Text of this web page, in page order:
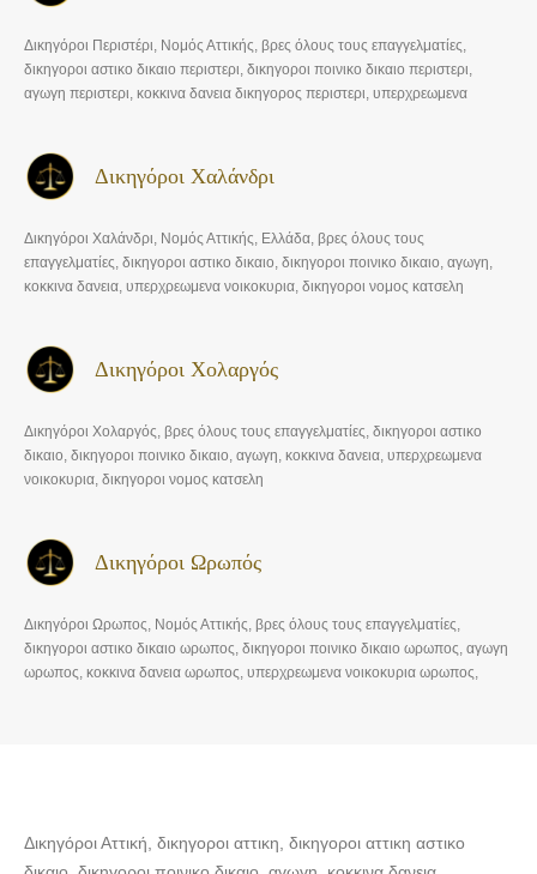
Δικηγόροι Περιστέρι, Νομός Αττικής, βρες όλους τους επαγγελματίες,
δικηγοροι αστικο δικαιο περιστερι, δικηγοροι ποινικο δικαιο περιστερι,
αγωγη περιστερι, κοκκινα δανεια δικηγορος περιστερι, υπερχρεωμενα
Δικηγόροι Χαλάνδρι
Δικηγόροι Χαλάνδρι, Νομός Αττικής, Ελλάδα, βρες όλους τους
επαγγελματίες, δικηγοροι αστικο δικαιο, δικηγοροι ποινικο δικαιο, αγωγη,
κοκκινα δανεια, υπερχρεωμενα νοικοκυρια, δικηγοροι νομος κατσελη
Δικηγόροι Χολαργός
Δικηγόροι Χολαργός, βρες όλους τους επαγγελματίες, δικηγοροι αστικο
δικαιο, δικηγοροι ποινικο δικαιο, αγωγη, κοκκινα δανεια, υπερχρεωμενα
νοικοκυρια, δικηγοροι νομος κατσελη
Δικηγόροι Ωρωπός
Δικηγόροι Ωρωπος, Νομός Αττικής, βρες όλους τους επαγγελματίες,
δικηγοροι αστικο δικαιο ωρωπος, δικηγοροι ποινικο δικαιο ωρωπος, αγωγη
ωρωπος, κοκκινα δανεια ωρωπος, υπερχρεωμενα νοικοκυρια ωρωπος,
Δικηγόροι Αττική, δικηγοροι αττικη, δικηγοροι αττικη αστικο